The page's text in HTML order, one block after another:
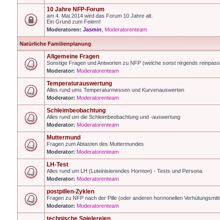
10 Jahre NFP-Forum
am 4. Mai 2014 wird das Forum 10 Jahre alt.
Ein Grund zum Feiern!
Moderatoren: Jasmin Moderatorenteam
Natürliche Familienplanung
Allgemeine Fragen
Sonstige Fragen und Antworten zu NFP (welche sonst nirgends
Moderator: Moderatorenteam
Temperaturauswertung
Alles rund ums Temperaturmessen und Kurvenauswerten
Moderator: Moderatorenteam
Schleimbeobachtung
Alles rund um die Schleimbeobachtung und -auswertung
Moderator: Moderatorenteam
Muttermund
Fragen zum Abtasten des Muttermundes
Moderator: Moderatorenteam
LH-Test
Alles rund um LH (Luteinisierendes Hormon) - Tests und Persona
Moderator: Moderatorenteam
postpillen-Zyklen
Fragen zu NFP nach der Pille (oder anderen hormonellen
Moderator: Moderatorenteam
technische Spielereien